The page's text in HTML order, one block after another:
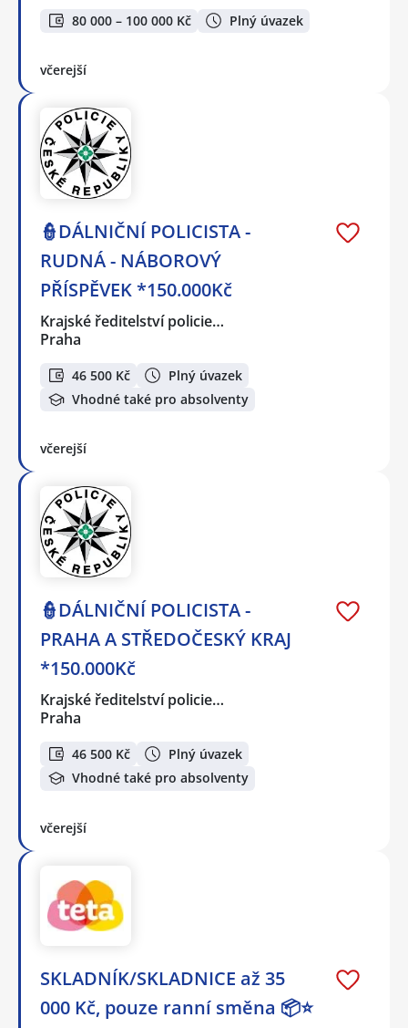
80 000 – 100 000 Kč Plný úvazek
včerejší
👮DÁLNIČNÍ POLICISTA -
RUDNÁ - NÁBOROVÝ
PŘÍSPĚVEK *150.000Kč
Krajské ředitelství policie…
Praha
46 500 Kč
Plný úvazek
Vhodné také pro absolventy
včerejší
👮DÁLNIČNÍ POLICISTA -
PRAHA A STŘEDOČESKÝ KRAJ
*150.000Kč
Krajské ředitelství policie…
Praha
46 500 Kč
Plný úvazek
Vhodné také pro absolventy
včerejší
SKLADNÍK/SKLADNICE až 35
000 Kč, pouze ranní směna 📦⭐